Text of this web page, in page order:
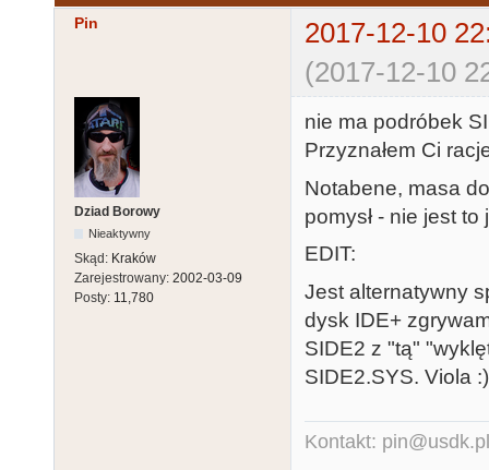
Pin
2017-12-10
(2017-12-10
Dziad Borowy
Nieaktywny
Skąd: Kraków
Zarejestrowany: 2002-03-09
Posty: 11,780
nie ma podróbek
Przyznałem Ci
Notabene, masa
pomysł - nie jest to
EDIT:
Jest alternatywny
dysk IDE+
SIDE2 z "tą"
SIDE2.SYS. Viola :)
Kontakt: pin@usdk.pl